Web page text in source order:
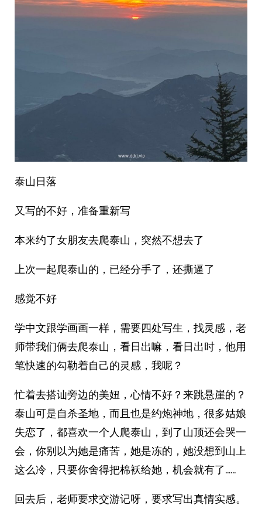
泰山日落
又写的不好，准备重新写
本来约了女朋友去爬泰山，突然不想去了
上次一起爬泰山的，已经分手了，还撕逼了
感觉不好
学中文跟学画画一样，需要四处写生，找灵感，老
师带我们俩去爬泰山，看日出嘛，看日出时，他用
笔快速的勾勒着自己的灵感，我呢？
忙着去搭讪旁边的美妞，心情不好？来跳悬崖的？
泰山可是自杀圣地，而且也是约炮神地，很多姑娘
失恋了，都喜欢一个人爬泰山，到了山顶还会哭一
会，你别以为她是痛苦，她是冻的，她没想到山上
这么冷，只要你舍得把棉袄给她，机会就有了……
回去后，老师要求交游记呀，要求写出真情实感。